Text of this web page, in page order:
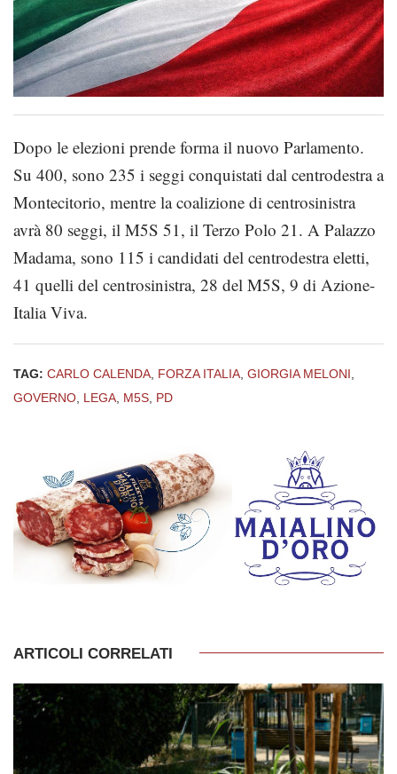
Dopo le elezioni prende forma il nuovo Parlamento.
Su 400, sono 235 i seggi conquistati dal centrodestra a
Montecitorio, mentre la coalizione di centrosinistra
avrà 80 seggi, il M5S 51, il Terzo Polo 21. A Palazzo
Madama, sono 115 i candidati del centrodestra eletti,
41 quelli del centrosinistra, 28 del M5S, 9 di Azione-
Italia Viva.
TAG: CARLO CALENDA FORZA ITALIA GIORGIA MELONI
GOVERNO LEGA M5S PD
ARTICOLI CORRELATI